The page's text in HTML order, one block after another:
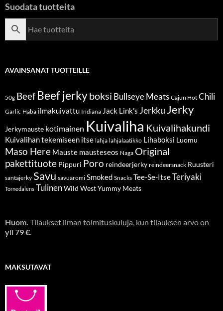
Suodata tuotteita
AVAINSANAT TUOTTEILLE
50g Beef Beef jerkyboksi Bullseye Meats Cajun Hot Chili
Garlic Haba ilmakuivattu Indiana Jack Link's Jerkku Jerky
Jerkymauste kotimainen Kuivaliha Kuivalihakundi
Kuivalihan tekemiseen itse lahja lahjalaatikko Lihaboksi Luomu
Maso Here Mauste mausteseos Naga Original
pakettituote Pippuri Poro reindeerjerky reindeersnack Ruusteri
santajerky Savu savuaromi Smoked Snacks Tee-Se-ItseTeriyaki
Tornedalens TulinenWild WestYummy Meats
Huom. Tilaukset ilman toimituskuluja, kun tilauksen arvo on
yli 79 €.
MAKSUTAVAT